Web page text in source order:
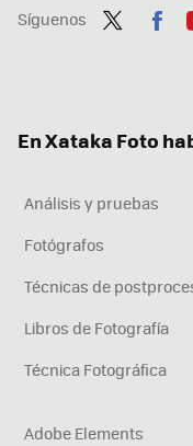
Síguenos
En Xataka Foto
Análisis y pruebas
Fotógrafos
Técnicas de
Libros de Fotografía
Técnica Fotográfica
Adobe Elements